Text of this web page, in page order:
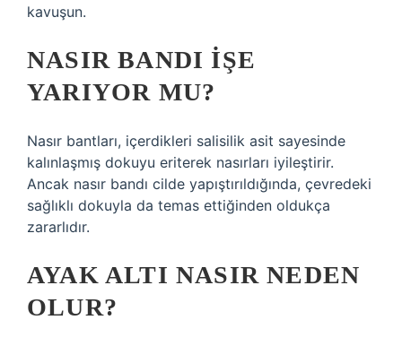
kavuşun.
NASIR BANDI IŞE
YARIYOR MU?
Nasır bantları, içerdikleri salisilik asit sayesinde
kalınlaşmış dokuyu eriterek nasırları iyileştirir.
Ancak nasır bandı cilde yapıştırıldığında, çevredeki
sağlıklı dokuyla da temas ettiğinden oldukça
zararlıdır.
AYAK ALTI NASIR NEDEN
OLUR?